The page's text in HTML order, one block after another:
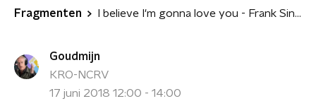
Fragmenten I believe I'm gonna love you - Frank Sinatra
Goudmijn
KRO-NCRV
17 juni 2018 12:00 - 14:00